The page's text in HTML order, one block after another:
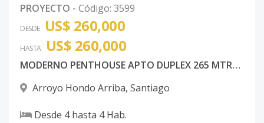
PROYECTO - Código: 3599
DESDE US$ 260,000
HASTA US$ 260,000
MODERNO PENTHOUSE APTO DUPLEX 265 MTRS DE CONSTRUCCION 2 PARQUEOS 4 HABITACIONES 2 Y 1/2 BAÑO, TERMINACIONES DE PRIMERA, MADERA ROBLE BRASILEÑO, PISCINA, TERRAZA EXCLUSIVA CON TODAS LAS INSTALACIONES DISPONIBLES PARA PICUZZI Y BBQ
Arroyo Hondo Arriba, Santiago
Desde 4 hasta 4Hab.